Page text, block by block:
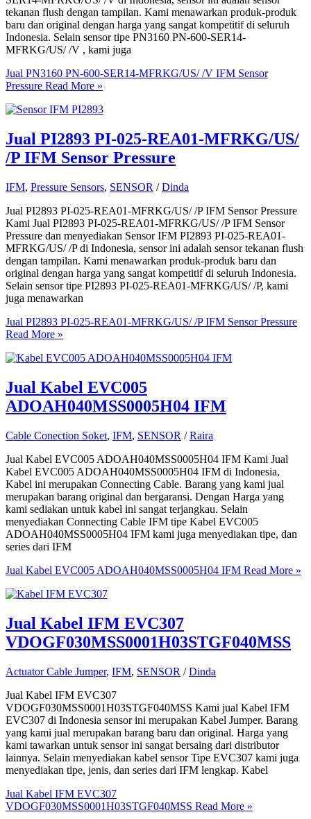
tekanan flush dengan tampilan. Kami menawarkan produk-produk
baru dan original dengan harga yang sangat kompetitif di seluruh
Indonesia. Selain sensor tipe PN3160 PN-600-SER14-
MFRKG/US/ /V , kami juga
Jual PN3160 PN-600-SER14-MFRKG/US/ /V IFM Sensor
Pressure Read More »
Jual PI2893 PI-025-REA01-MFRKG/US/
/P IFM Sensor Pressure
IFM, Pressure Sensors, SENSOR /Dinda
Jual PI2893 PI-025-REA01-MFRKG/US/ /P IFM Sensor Pressure
Kami Jual PI2893 PI-025-REA01-MFRKG/US/ /P IFM Sensor
Pressure dan menyediakan Sensor IFM PI2893 PI-025-REA01-
MFRKG/US/ /P di Indonesia, sensor ini adalah sensor tekanan flush
dengan tampilan. Kami menawarkan produk-produk baru dan
original dengan harga yang sangat kompetitif di seluruh Indonesia.
Selain sensor tipe PI2893 PI-025-REA01-MFRKG/US/ /P, kami
juga menawarkan
Jual PI2893 PI-025-REA01-MFRKG/US/ /P IFM Sensor Pressure
Read More »
Jual Kabel EVC005
ADOAH040MSS0005H04 IFM
Cable Conection Soket, IFM, SENSOR /Raira
Jual Kabel EVC005 ADOAH040MSS0005H04 IFM Kami Jual
Kabel EVC005 ADOAH040MSS0005H04 IFM di Indonesia,
Kabel ini merupakan Connecting Cable. Barang yang kami jual
merupakan barang original dan bergaransi. Dengan Harga yang
kami sediakan untuk kabel ini sangat terjangkau. Selain
menyediakan Connecting Cable IFM tipe Kabel EVC005
ADOAH040MSS0005H04 IFM kami juga menyediakan tipe, dan
series dari IFM
Jual Kabel EVC005 ADOAH040MSS0005H04 IFM Read More »
Jual Kabel IFM EVC307
VDOGF030MSS0001H03STGF040MSS
Actuator Cable Jumper, IFM, SENSOR /Dinda
Jual Kabel IFM EVC307
VDOGF030MSS0001H03STGF040MSS Kami jual Kabel IFM
EVC307 di Indonesia sensor ini merupakan Kabel Jumper. Barang
yang kami jual merupakan barang baru dan original. Harga yang
kami tawarkan untuk sensor ini sangat bersaing dari distributor
lainnya. Selain menyediakan kabel sensor Tipe EVC307 kami juga
menyediakan tipe, jenis, dan series dari IFM lengkap. Kabel
Jual Kabel IFM EVC307
VDOGF030MSS0001H03STGF040MSS Read More »